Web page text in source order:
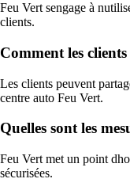
Feu Vert sengage à
clients.
Comment les
Les clients peuvent
centre auto Feu Vert.
Quelles sont les
Feu Vert met un point
sécurisées.